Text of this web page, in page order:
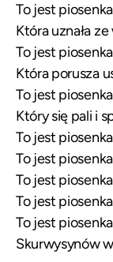
To jest
Która uznała
To jest
Która porusza
To jest
Który się pali i
To jest
To jest
To jest
To jest
To jest
Skurwysynów